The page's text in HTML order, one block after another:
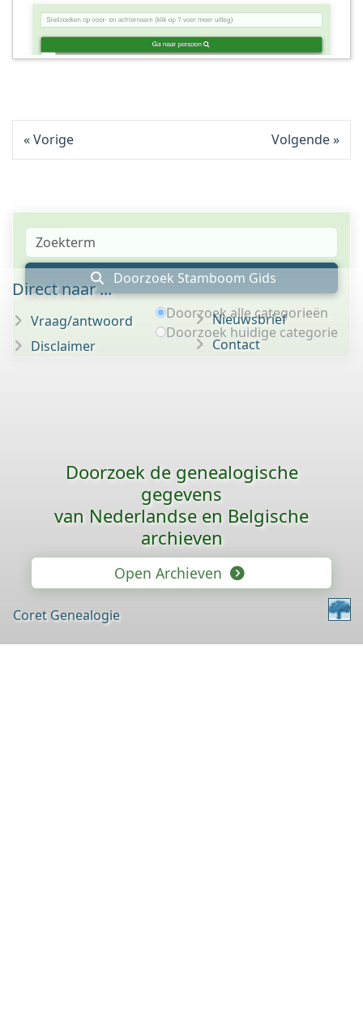
Vorige Volgende
Doorzoek Stamboom Gids
Doorzoek alle categorieën
Doorzoek huidige categorie
Direct naar ...
Vraag/antwoord
Disclaimer
Nieuwsbrief
Contact
Doorzoek de genealogische
gegevens
van Nederlandse en Belgische
archieven
Open Archieven
Coret Genealogie